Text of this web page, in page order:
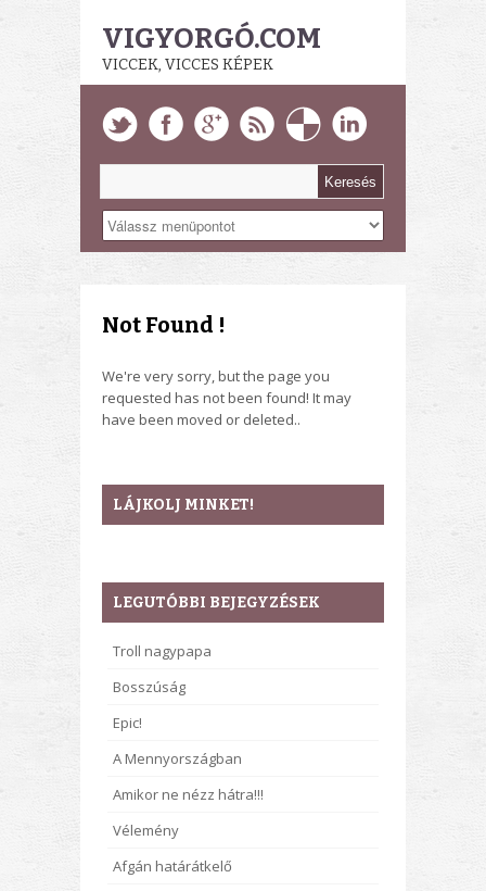
VIGYORGÓ.COM
VICCEK, VICCES KÉPEK
Not Found !
We're very sorry, but the page you
requested has not been found! It may
have been moved or deleted..
LÁJKOLJ MINKET!
LEGUTÓBBI BEJEGYZÉSEK
Troll nagypapa
Bosszúság
Epic!
A Mennyországban
Amikor ne nézz hátra!!!
Vélemény
Afgán határátkelő